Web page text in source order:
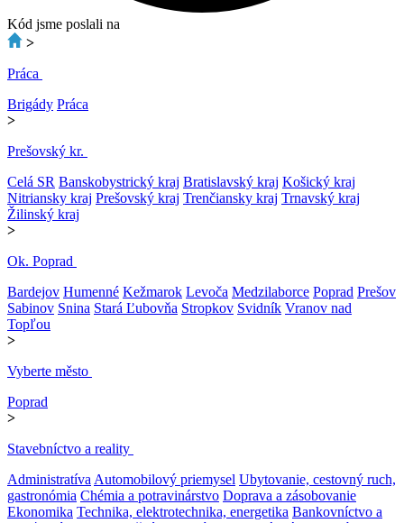
Kód jsme poslali na
>
Práca
Brigády Práca
>
Prešovský kr.
Celá SR Banskobystrický kraj Bratislavský kraj Košický kraj
Nitriansky kraj Prešovský kraj Trenčiansky kraj Trnavský kraj
Žilinský kraj
>
Ok. Poprad
Bardejov Humenné Kežmarok Levoča Medzilaborce Poprad Prešov
Sabinov Snina Stará Ľubovňa Stropkov Svidník Vranov nad
Topľou
>
Vyberte město
Poprad
>
Stavebníctvo a reality
AdministratívaAutomobilový priemysel Ubytovanie, cestovný ruch,
gastronómia Chémia a potravinárstvo Doprava a zásobovanie
Ekonomika Technika, elektrotechnika, energetika Bankovníctvo a